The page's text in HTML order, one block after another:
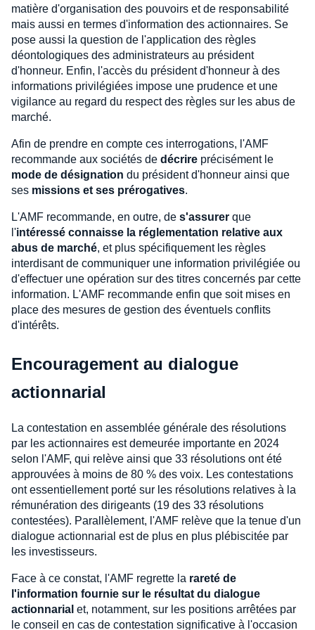
matière d'organisation des pouvoirs et de responsabilité
mais aussi en termes d'information des actionnaires. Se
pose aussi la question de l'application des règles
déontologiques des administrateurs au président
d'honneur. Enfin, l'accès du président d'honneur à des
informations privilégiées impose une prudence et une
vigilance au regard du respect des règles sur les abus de
marché.
Afin de prendre en compte ces interrogations, l'AMF
recommande aux sociétés de décrire précisément le
mode de désignation du président d'honneur ainsi que
ses missions et ses prérogatives.
L'AMF recommande, en outre, de s'assurer que
l'intéressé connaisse la réglementation relative aux
abus de marché, et plus spécifiquement les règles
interdisant de communiquer une information privilégiée ou
d'effectuer une opération sur des titres concernés par cette
information. L'AMF recommande enfin que soit mises en
place des mesures de gestion des éventuels conflits
d'intérêts.
Encouragement au dialogue
actionnarial
La contestation en assemblée générale des résolutions
par les actionnaires est demeurée importante en 2024
selon l'AMF, qui relève ainsi que 33 résolutions ont été
approuvées à moins de 80 % des voix. Les contestations
ont essentiellement porté sur les résolutions relatives à la
rémunération des dirigeants (19 des 33 résolutions
contestées). Parallèlement, l'AMF relève que la tenue d'un
dialogue actionnarial est de plus en plus plébiscitée par
les investisseurs.
Face à ce constat, l'AMF regrette la rareté de
l'information fournie sur le résultat du dialogue
actionnarial et, notamment, sur les positions arrêtées par
le conseil en cas de contestation significative à l'occasion